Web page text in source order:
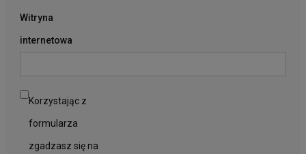
Witryna
internetowa
Korzystając z
formularza
zgadzasz się na